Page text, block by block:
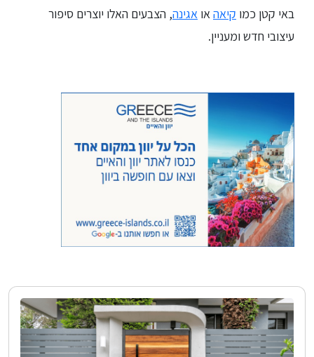
באי קטן כמו קיאהאו אגינה, הצבעים האלו יוצרים סיפור
עיצובי חדש ומעניין.